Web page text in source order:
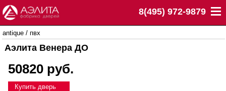
8(495) 972-9879
antique / пвх
Аэлита Венера ДО
50820 руб.
Купить дверь